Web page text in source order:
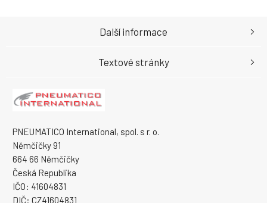
PNEUMATICO International, spol. s r. o.
Němčičky 91
664 66 Němčičky
Česká Republika
IČO: 41604831
DIČ: CZ41604831
Další informace
Textové stránky